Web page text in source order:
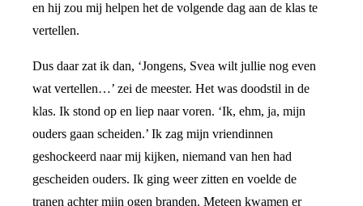
en hij zou mij helpen het de volgende dag aan de klas te
vertellen.
Dus daar zat ik dan, ‘Jongens, Svea wilt jullie nog even
wat vertellen…’ zei de meester. Het was doodstil in de
klas. Ik stond op en liep naar voren. ‘Ik, ehm, ja, mijn
ouders gaan scheiden.’ Ik zag mijn vriendinnen
geshockeerd naar mij kijken, niemand van hen had
gescheiden ouders. Ik ging weer zitten en voelde de
tranen achter mijn ogen branden. Meteen kwamen er